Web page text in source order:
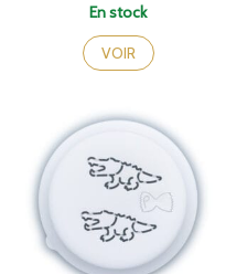
En stock
VOIR